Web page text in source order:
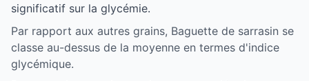
significatif sur la glycémie.
Par rapport aux autres grains, Baguette de sarrasin se
classe au-dessus de la moyenne en termes d'indice
glycémique.